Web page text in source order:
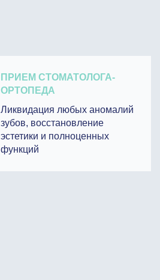
ПРИЕМ СТОМАТОЛОГА-
ОРТОПЕДА
Ликвидация любых аномалий
зубов, восстановление
эстетики и полноценных
функций